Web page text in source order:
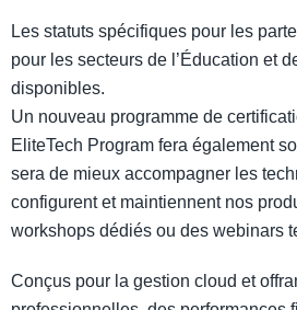
Les statuts spécifiques pour les
pour les secteurs de l’Éducation et
disponibles.
Un nouveau programme de
EliteTech Program fera également
sera de mieux accompagner les
configurent et maintiennent nos
workshops dédiés ou des webinars
Conçus pour la gestion cloud et